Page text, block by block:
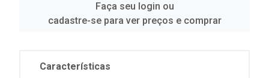
Faça seu login ou
cadastre-se para ver preços e comprar
Características